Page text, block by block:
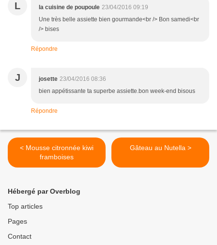
L la cuisine de poupoule 23/04/2016 09:19
Une très belle assiette bien gourmande<br /> Bon samedi<br
/> bises
Répondre
J josette 23/04/2016 08:36
bien appétissante ta superbe assiette.bon week-end bisous
Répondre
< Mousse citronnée kiwi
framboises
Gâteau au Nutella >
Hébergé par Overblog
Top articles
Pages
Contact